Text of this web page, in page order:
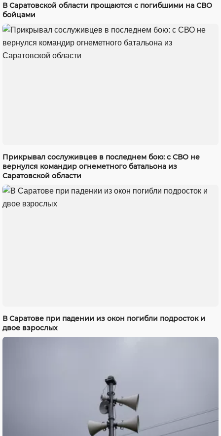
В Саратовской области прощаются с погибшими на СВО
бойцами
Прикрывал сослуживцев в последнем бою: с СВО не
вернулся командир огнеметного батальона из
Саратовской области
В Саратове при падении из окон погибли подросток и
двое взрослых